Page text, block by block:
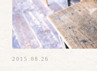
2015.08.26